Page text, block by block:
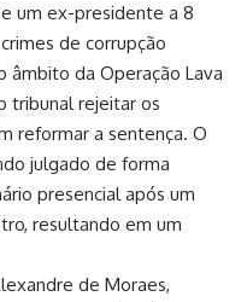
um ex-presidente a 8
de corrupção
âmbito da Operação Lava
tribunal rejeitar os
reformar a sentença. O
julgado de forma
presencial após um
resultando em um
de Moraes,